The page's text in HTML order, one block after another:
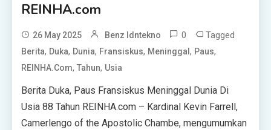
REINHA.com
26 May 2025 Benz Idntekno 0 Tagged
Berita, Duka, Dunia, Fransiskus, Meninggal, Paus,
REINHA.com,Tahun, Usia
Berita Duka, Paus Fransiskus Meninggal Dunia Di
Usia 88 Tahun REINHA.com – Kardinal Kevin Farrell,
Camerlengo of the Apostolic Chambe, mengumumkan